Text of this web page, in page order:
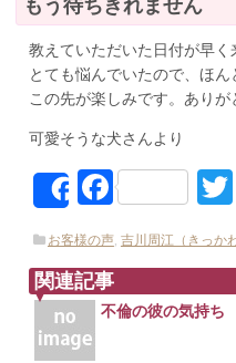
もう待ちきれません
教えていただいた日付が早く
とても悩んでいたので、ほん
この先が楽しみです。ありが
可愛そうな犬さんより
ShareFacebook
お客様の声, 吉川周江（きっか
関連記事
不倫の彼の気持ち